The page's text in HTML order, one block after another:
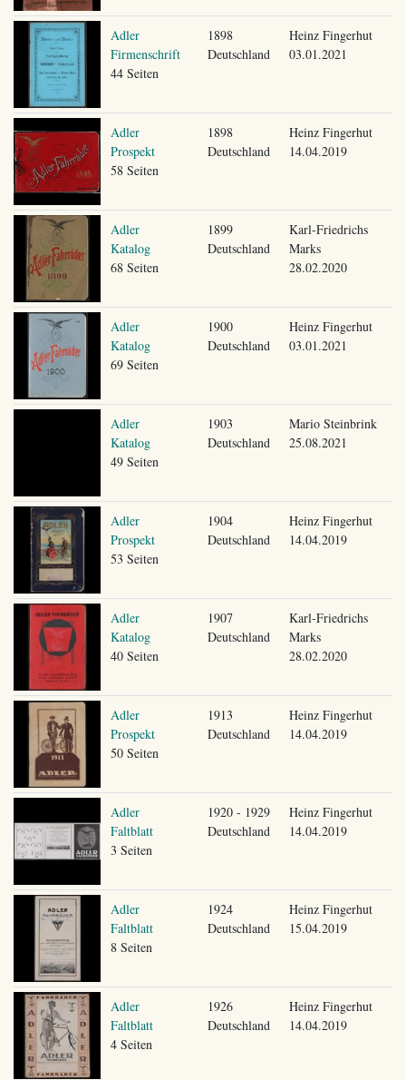
Adler
Firmenschrift
44 Seiten
1898
Deutschland
Heinz Fingerhut
03.01.2021
Adler
Prospekt
58 Seiten
1898
Deutschland
Heinz Fingerhut
14.04.2019
Adler
Katalog
68 Seiten
1899
Deutschland
Karl-Friedrichs
Marks
28.02.2020
Adler
Katalog
69 Seiten
1900
Deutschland
Heinz Fingerhut
03.01.2021
Adler
Katalog
49 Seiten
1903
Deutschland
Mario Steinbrink
25.08.2021
Adler
Prospekt
53 Seiten
1904
Deutschland
Heinz Fingerhut
14.04.2019
Adler
Katalog
40 Seiten
1907
Deutschland
Karl-Friedrichs
Marks
28.02.2020
Adler
Prospekt
50 Seiten
1913
Deutschland
Heinz Fingerhut
14.04.2019
Adler
Faltblatt
3 Seiten
1920 - 1929
Deutschland
Heinz Fingerhut
14.04.2019
Adler
Faltblatt
8 Seiten
1924
Deutschland
Heinz Fingerhut
15.04.2019
Adler
Faltblatt
4 Seiten
1926
Deutschland
Heinz Fingerhut
14.04.2019